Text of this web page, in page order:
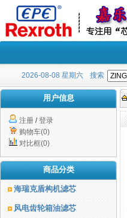
2026-08-08 星期六 搜索
用户信息
注册 /登录
购物车(0)
对比框(0)
商品分类
海瑞克盾构机滤芯
风电齿轮箱油滤芯